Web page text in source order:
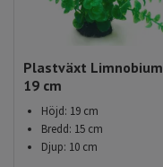
Plastväxt Limnobium
19 cm
Höjd: 19 cm
Bredd: 15 cm
Djup: 10 cm